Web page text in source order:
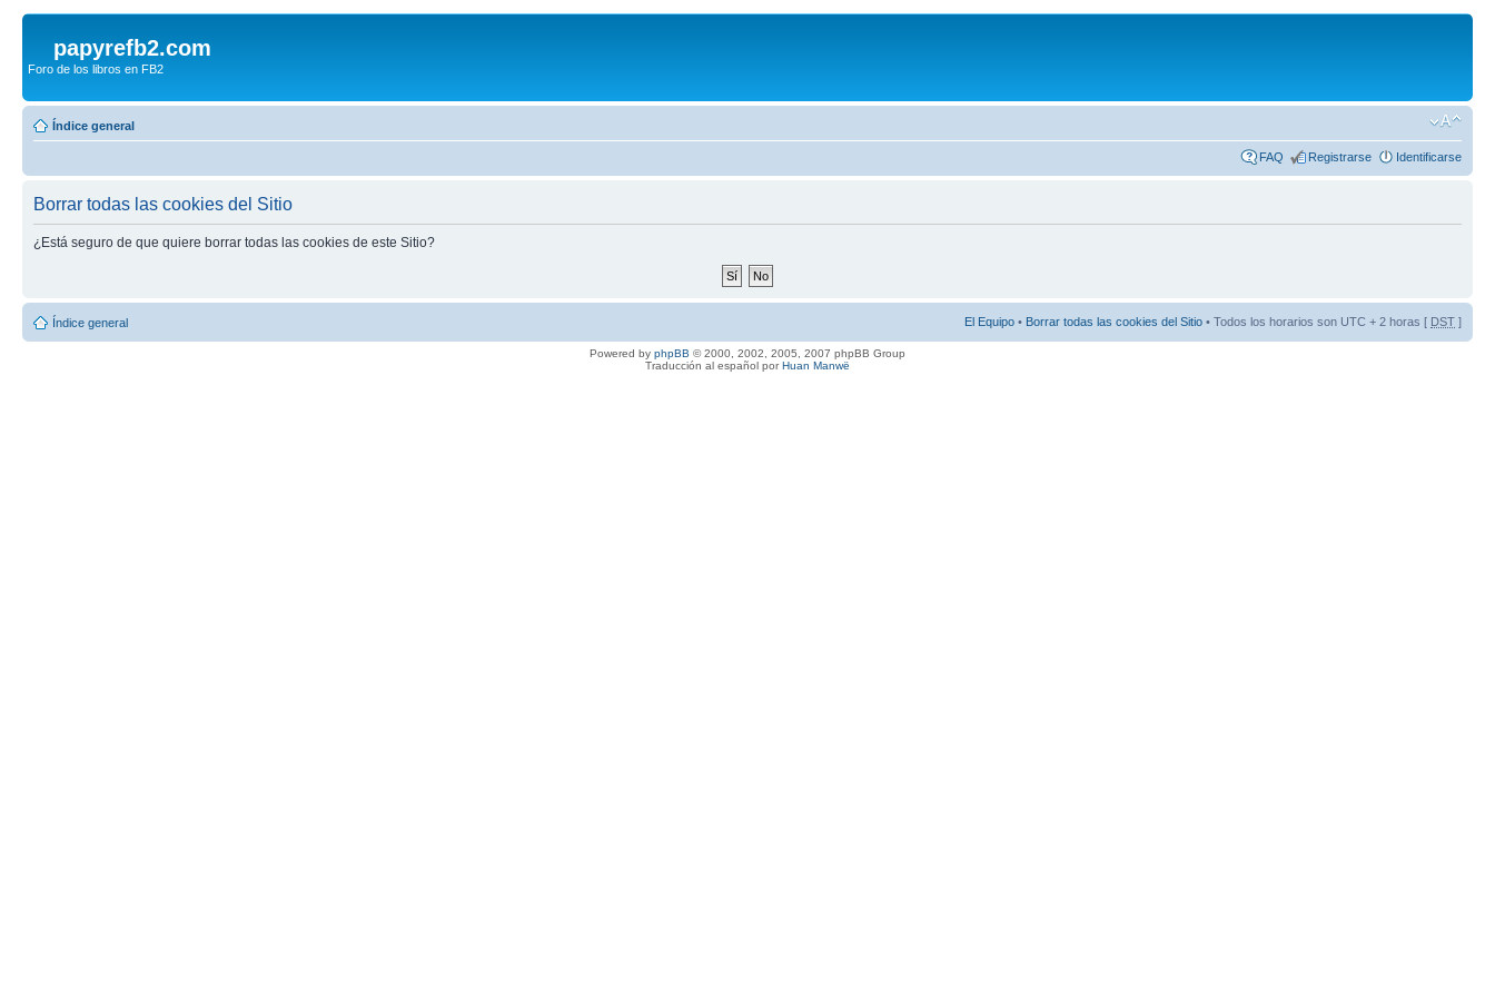
papyrefb2.com
Foro de los libros en FB2
Índice general
FAQ Registrarse Identificarse
Borrar todas las cookies del Sitio
¿Está seguro de que quiere borrar todas las cookies de este Sitio?
Índice general El Equipo • Borrar todas las cookies del Sitio • Todos los horarios son UTC + 2 horas [ DST ]
Powered by phpBB © 2000, 2002, 2005, 2007 phpBB Group
Traducción al español porHuan Manwë